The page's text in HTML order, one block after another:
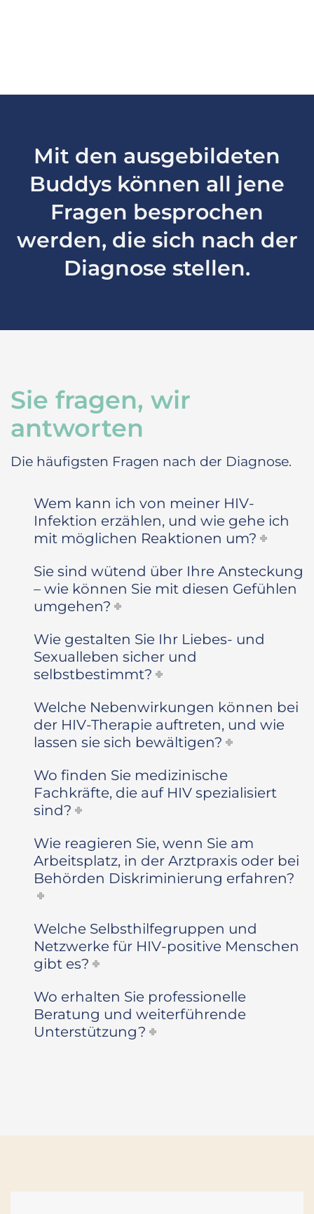
Mit den ausgebildeten
Buddys können all jene
Fragen besprochen
werden, die sich nach der
Diagnose stellen.
Sie fragen, wir
antworten
Die häufigsten Fragen nach der Diagnose.
Wem kann ich von meiner HIV-
Infektion erzählen, und wie gehe ich
mit möglichen Reaktionen um?
Sie sind wütend über Ihre Ansteckung
– wie können Sie mit diesen Gefühlen
umgehen?
Wie gestalten Sie Ihr Liebes- und
Sexualleben sicher und
selbstbestimmt?
Welche Nebenwirkungen können bei
der HIV-Therapie auftreten, und wie
lassen sie sich bewältigen?
Wo finden Sie medizinische
Fachkräfte, die auf HIV spezialisiert
sind?
Wie reagieren Sie, wenn Sie am
Arbeitsplatz, in der Arztpraxis oder bei
Behörden Diskriminierung erfahren?
Welche Selbsthilfegruppen und
Netzwerke für HIV-positive Menschen
gibt es?
Wo erhalten Sie professionelle
Beratung und weiterführende
Unterstützung?